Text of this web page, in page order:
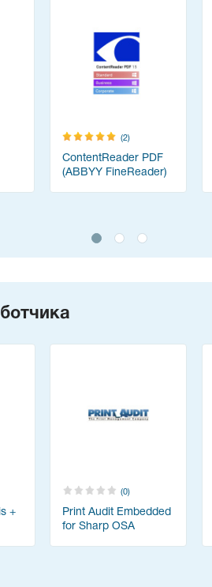
(2)
ContentReader PDF
(ABBYY FineReader)
+
(0)
Print Audit Embedded
for Sharp OSA